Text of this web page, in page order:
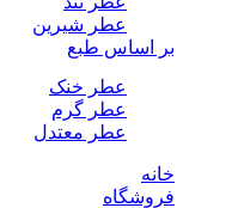
عطر شیرین
بر اساس طبع
عطر خنک
عطر گرم
عطر معتدل
خانه
فروشگاه